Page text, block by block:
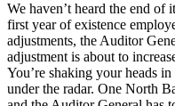
We haven’t heard the end of
first year of existence
adjustments, the Auditor
adjustment is about to
You’re shaking your heads
under the radar. One North